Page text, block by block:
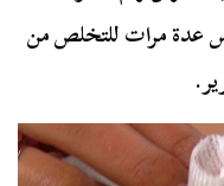
عدة مرات للتخلص من